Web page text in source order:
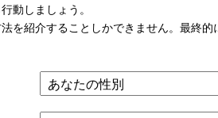
動しましょう。
を紹介することしかできません。最終